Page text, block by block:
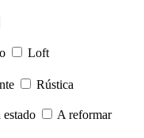
Loft
Rústica
A reformar